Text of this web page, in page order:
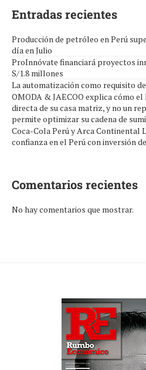
Entradas recientes
Producción de petróleo en Perú
día en Julio
ProInnóvate financiará proyectos
S/1.8 millones
La automatización como requisito
OMODA & JAECOO explica cómo
directa de su casa matriz, y no un
permite optimizar su cadena de
Coca-Cola Perú y Arca Continental
confianza en el Perú con inversión
Comentarios recientes
No hay comentarios que mostrar.